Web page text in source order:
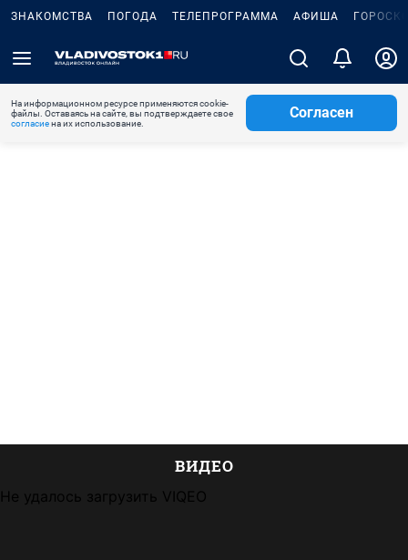
ЗНАКОМСТВА ПОГОДА ТЕЛЕПРОГРАММА АФИША
На информационном ресурсе применяются cookie-
файлы. Оставаясь на сайте, вы подтверждаете свое
согласиена их использование.
Согласен
ВИДЕО
Не удалось загрузить VIQEO